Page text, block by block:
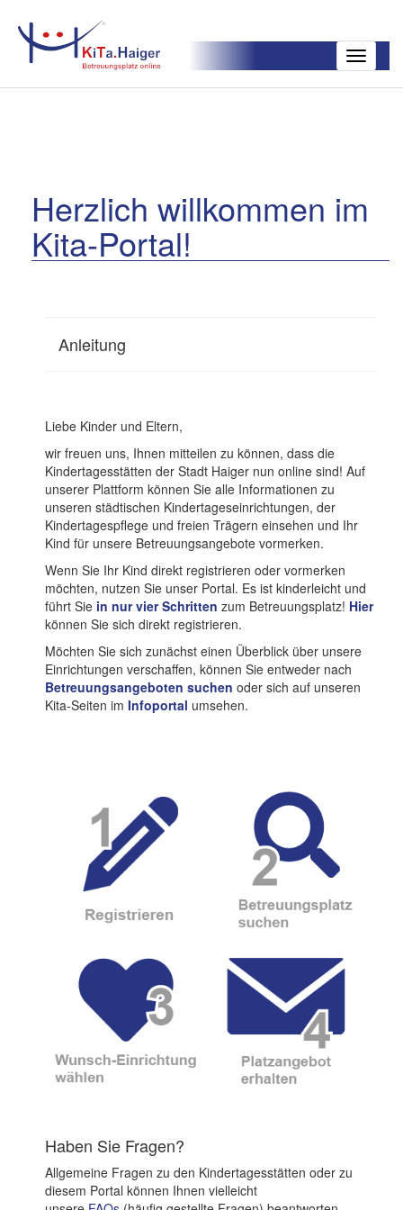
Toggle
Herzlich willkommen im
Kita-Portal!
Anleitung
Liebe Kinder und Eltern,
wir freuen uns, Ihnen mitteilen zu können, dass die
Kindertagesstätten der Stadt Haiger nun online sind! Auf
unserer Plattform können Sie alle Informationen zu
unseren städtischen Kindertageseinrichtungen, der
Kindertagespflege und freien Trägern einsehen und Ihr
Kind für unsere Betreuungsangebote vormerken.
Wenn Sie Ihr Kind direkt registrieren oder vormerken
möchten, nutzen Sie unser Portal. Es ist kinderleicht und
führt Sie in nur vier Schritten zum Betreuungsplatz! Hier
können Sie sich direkt registrieren.
Möchten Sie sich zunächst einen Überblick über unsere
Einrichtungen verschaffen, können Sie entweder nach
Betreuungsangeboten suchen oder sich auf unseren
Kita-Seiten im Infoportal umsehen.
Haben Sie Fragen?
Allgemeine Fragen zu den Kindertagesstätten oder zu
diesem Portal können Ihnen vielleicht